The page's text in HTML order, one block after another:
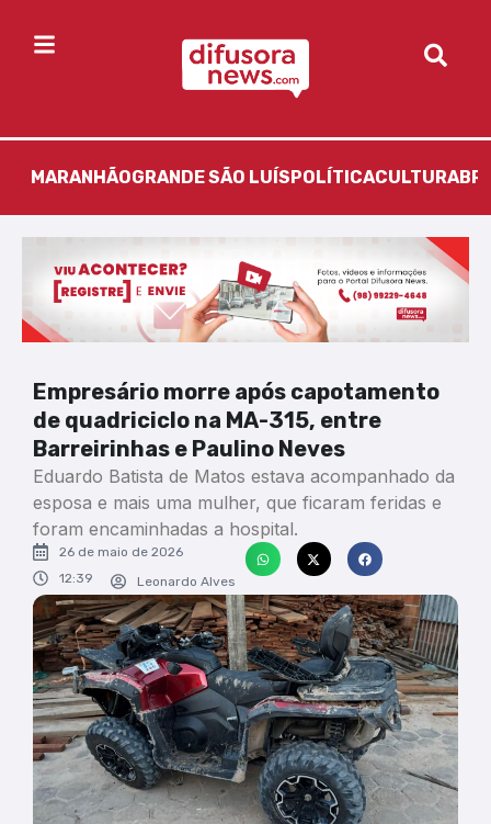
MARANHÃOGRANDE SÃO LUÍS POLÍTICACULTURA
Empresário morre após capotamento
de quadriciclo na MA-315, entre
Barreirinhas e Paulino Neves
Eduardo Batista de Matos estava acompanhado da
esposa e mais uma mulher, que ficaram feridas e
foram encaminhadas a hospital.
26 de maio de 2026
12:39
Leonardo Alves